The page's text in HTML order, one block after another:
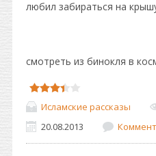
любил забираться на
смотреть из бинокля в
Исламские рассказы
20.08.2013